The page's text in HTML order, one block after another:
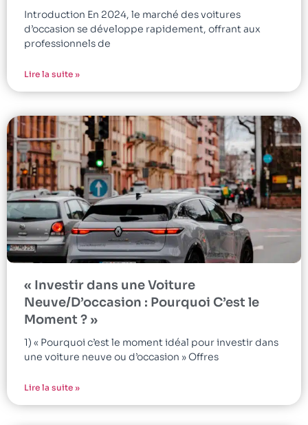
Introduction En 2024, le marché des voitures
d’occasion se développe rapidement, offrant aux
professionnels de
Lire la suite »
« Investir dans une Voiture
Neuve/D’occasion : Pourquoi C’est le
Moment ? »
1) « Pourquoi c’est le moment idéal pour investir dans
une voiture neuve ou d’occasion » Offres
Lire la suite »